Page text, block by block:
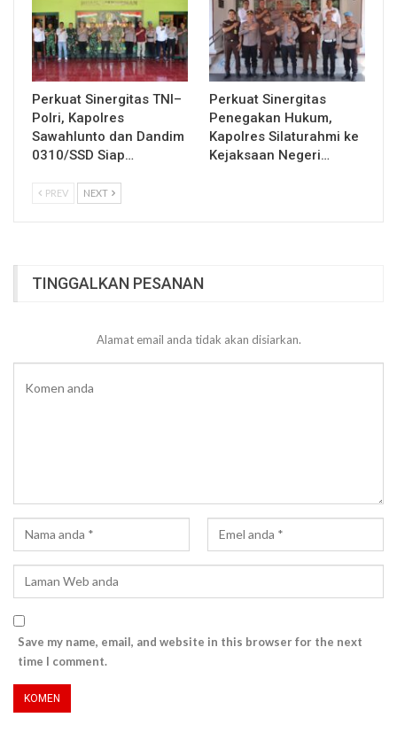
Perkuat Sinergitas TNI–
Polri, Kapolres
Sawahlunto dan Dandim
0310/SSD Siap…
Perkuat Sinergitas
Penegakan Hukum,
Kapolres Silaturahmi ke
Kejaksaan Negeri…
PREV NEXT
TINGGALKAN PESANAN
Alamat email anda tidak akan disiarkan.
Save my name, email, and website in this browser for the next
time I comment.